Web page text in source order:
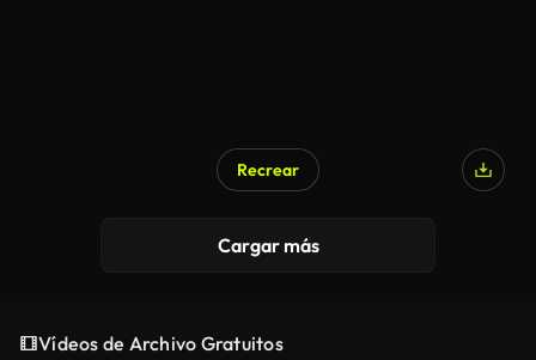
Recrear
Cargar más
Vídeos de Archivo Gratuitos